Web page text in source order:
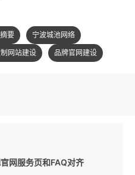
要
宁波城池网络
网站建设 品牌官网建设
网服务页和FAQ对齐